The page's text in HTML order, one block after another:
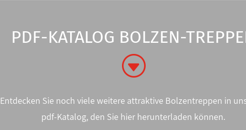
PDF-KATALOG BOLZEN-
G
Entdecken Sie noch viele weitere attraktive Bolzentreppen in
pdf-Katalog, den Sie hier herunterladen können.